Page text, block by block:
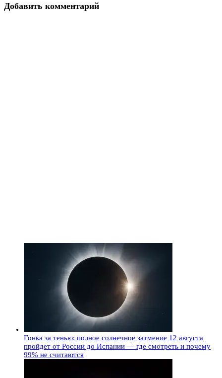
Добавить комментарий
Гонка за тенью: полное солнечное затмение 12 августа
пройдет от России до Испании — где смотреть и почему
99% не считаются